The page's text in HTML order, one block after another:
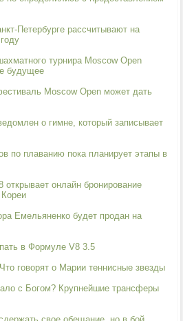
Петербурге рассчитывают на
турнира Moscow Open
будущее
Moscow Open может дать
о гимне, который записывает
по плаванию пока планирует этапы в
открывает онлайн бронирование
Емельяненко будет продан на
в Формуле V8 3.5
говорят о Марии теннисные звезды
с Богом? Крупнейшие трансферы